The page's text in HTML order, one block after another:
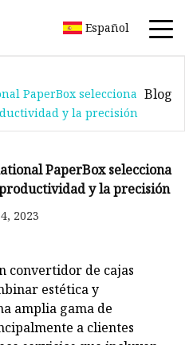
Español
PaperBox selecciona
y la precisión
Blog
PaperBox selecciona
y la precisión
2023
convertidor de cajas
estética y
amplia gama de
a clientes